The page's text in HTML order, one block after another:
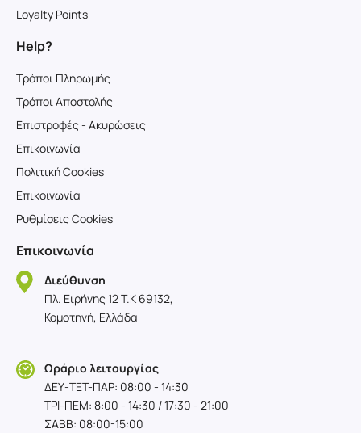
Loyalty Points
Help?
Τρόποι Πληρωμής
Τρόποι Αποστολής
Επιστροφές - Ακυρώσεις
Επικοινωνία
Πολιτική Cookies
Επικοινωνία
Ρυθμίσεις Cookies
Επικοινωνία
Διεύθυνση
Πλ. Ειρήνης 12 T.K 69132,
Κομοτηνή, Ελλάδα
Ωράριο λειτουργίας
ΔΕΥ-TET-ΠΑΡ: 08:00 - 14:30
ΤΡΙ-ΠΕΜ: 8:00 - 14:30 / 17:30 - 21:00
ΣΑΒΒ: 08:00-15:00